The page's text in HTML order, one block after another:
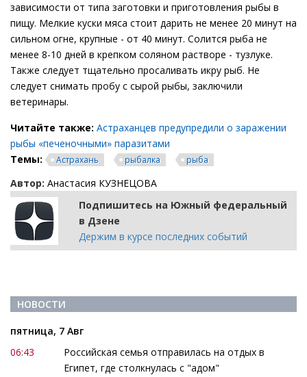
зависимости от типа заготовки и приготовления рыбы в
пищу. Мелкие куски мяса стоит дарить не менее 20 минут на
сильном огне, крупные - от 40 минут. Солится рыба не
менее 8-10 дней в крепком соляном растворе - тузлуке.
Также следует тщательно просаливать икру рыб. Не
следует снимать пробу с сырой рыбы, заключили
ветеринары.
Читайте также: Астраханцев предупредили о заражении
рыбы «печеночными» паразитами
Темы:
Астрахань рыбалка рыба
Автор: Анастасия КУЗНЕЦОВА
Подпишитесь на Южный федеральный
в Дзене
Держим в курсе последних событий
НОВОСТИ
пятница, 7 Авг
06:43
Российская семья отправилась на отдых в
Египет, где столкнулась с "адом"